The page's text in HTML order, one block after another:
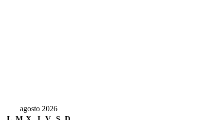
agosto 2026